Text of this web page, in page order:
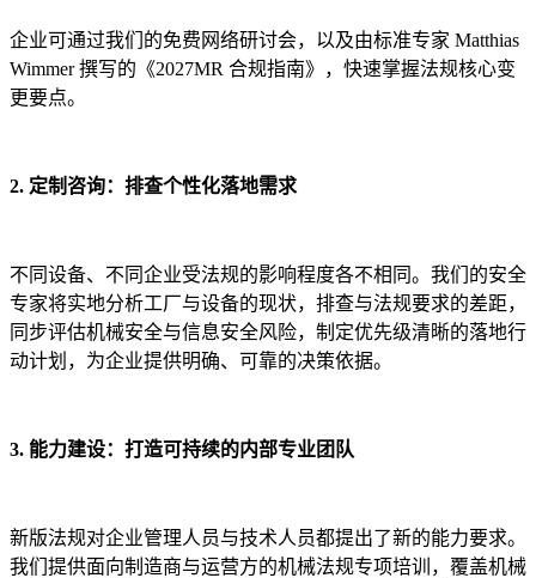
企业可通过我们的免费网络研讨会，以及由标准专家 Matthias
Wimmer 撰写的《2027MR 合规指南》，快速掌握法规核心变
更要点。
2. 定制咨询：排查个性化落地需求
不同设备、不同企业受法规的影响程度各不相同。我们的安全
专家将实地分析工厂与设备的现状，排查与法规要求的差距，
同步评估机械安全与信息安全风险，制定优先级清晰的落地行
动计划，为企业提供明确、可靠的决策依据。
3. 能力建设：打造可持续的内部专业团队
新版法规对企业管理人员与技术人员都提出了新的能力要求。
我们提供面向制造商与运营方的机械法规专项培训，覆盖机械